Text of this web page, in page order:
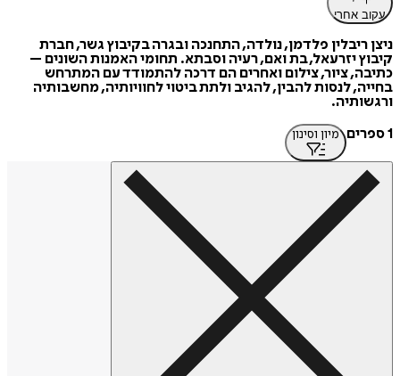
עקוב אחרי
ניצן ריבלין פלדמן, נולדה, התחנכה ובגרה בקיבוץ גשר, חברת
קיבוץ יזרעאל, בת ואם, רעיה וסבתא. תחומי האמנות השונים –
כתיבה, ציור, צילום ואחרים הם דרכה להתמודד עם המתרחש
בחייה, לנסות להבין, להגיב ולתת ביטוי לחוויותיה, מחשבותיה
ורגשותיה.
1 ספרים
מיון וסינון